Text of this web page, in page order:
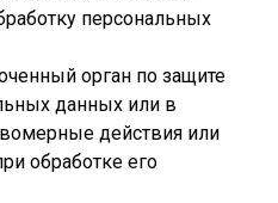
персональных
орган по защите
данных или в
действия или
обработке его